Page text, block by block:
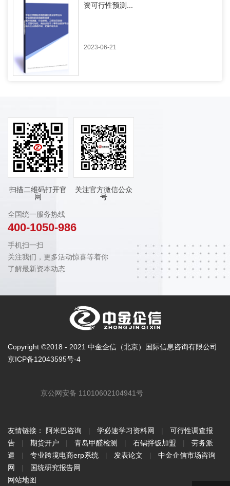
资可行性预测...
2023-06-21
扫描二维码打开官
网
关注官方微信公众
号
全国统一服务热线
400-1050-986
手机扫一扫
关注我们，更多活动惊喜等着你
了解最新资本动态
Copyright ©2018 - 2021 中金企信（北京）国际信息咨询有限公司
京ICP备12043595号-4
京公网安备 11010602104941号
友情链接： 阿米巴咨询 | 学必速学习资料网 |
可行性调查报
告
| 期货开户 | 青岛甲醛检测 | 石锅拌饭加盟 |
劳务派
遣
| 专业跨境电商erp系统 | 发表论文 |
中金企信市场咨询
网
|
国统研究报告网
网站地图